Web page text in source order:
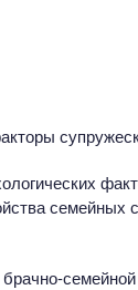
семейных